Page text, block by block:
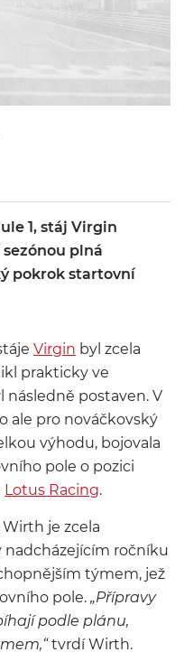
1, stáj Virgin
plná
pokrok startovní
Virgin byl zcela
prakticky ve
následně postaven. V
ale pro nováčkovský
výhodu, bojovala
pole o pozici
Lotus Racing.
je zcela
nadcházejícím ročníku
týmem, jež
pole. „Přípravy
podle plánu,
tvrdí Wirth.